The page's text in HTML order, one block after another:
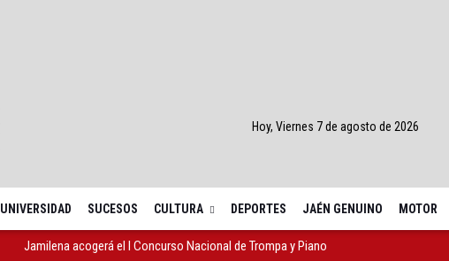
Hoy, Viernes 7 de agosto de 2026
UNIVERSIDAD SUCESOS CULTURA DEPORTES JAÉN GENUINO MOTOR
Jamilena acogerá el I Concurso Nacional de Trompa y Piano